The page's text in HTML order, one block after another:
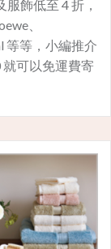
飾低至 4 折，
、
等等，小編推介
可以免運費寄